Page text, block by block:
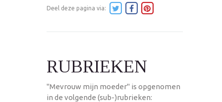
Deel deze pagina via:
RUBRIEKEN
"Mevrouw mijn moeder" is opgenomen
in de volgende (sub-)rubrieken: